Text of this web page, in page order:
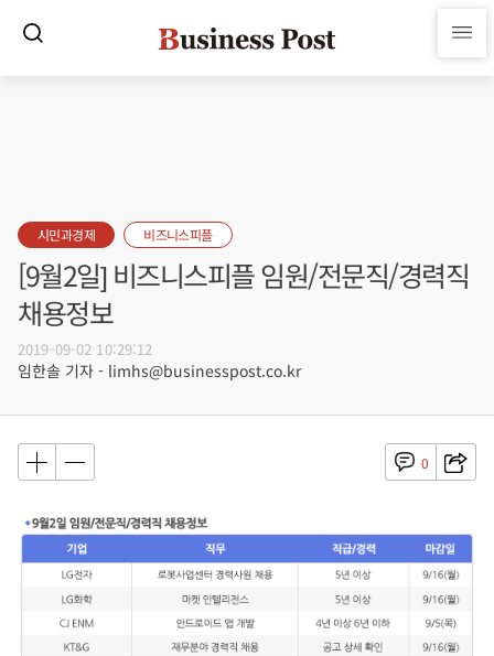
시민과경제 비즈니스피플
[9월2일] 비즈니스피플 임원/전문직/경력직
채용정보
2019-09-02 10:29:12
임한솔 기자 - limhs@businesspost.co.kr
0